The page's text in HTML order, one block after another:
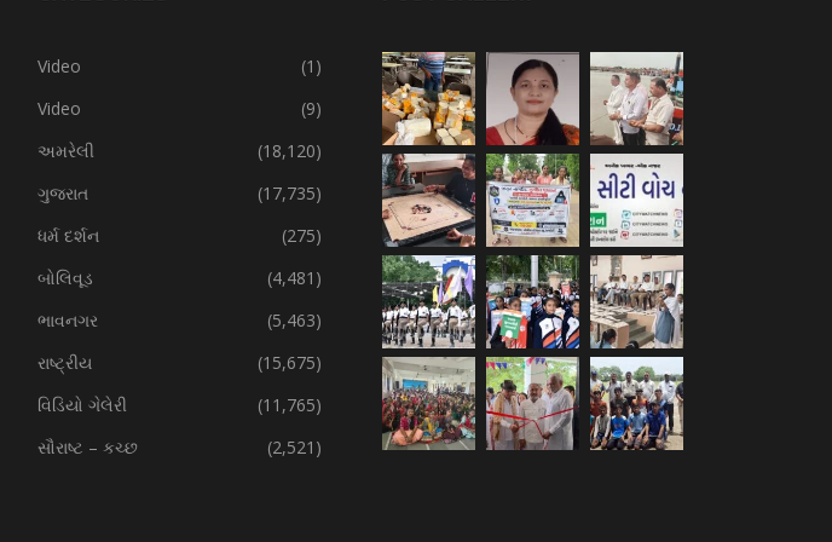
Video
(1)
Video
(9)
અમરેલી
(18,120)
ગુજરાત
(17,735)
ધર્મ દર્શન
(275)
બોલિવૂડ
(4,481)
ભાવનગર
(5,463)
રાષ્ટ્રીય
(15,675)
વિડિયો ગેલેરી
(11,765)
સૌરાષ્ટ – કચ્છ
(2,521)